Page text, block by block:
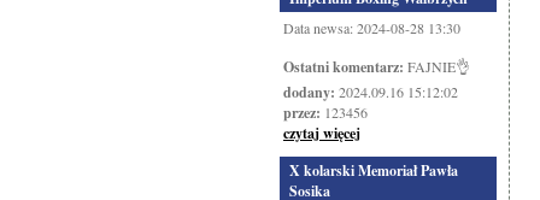
Data newsa: 2024-08-28 13:30
Ostatni komentarz: FAJNIE👌
dodany: 2024.09.16 15:12:02
przez: 123456
czytaj więcej
X kolarski Memoriał Pawła
Sosika